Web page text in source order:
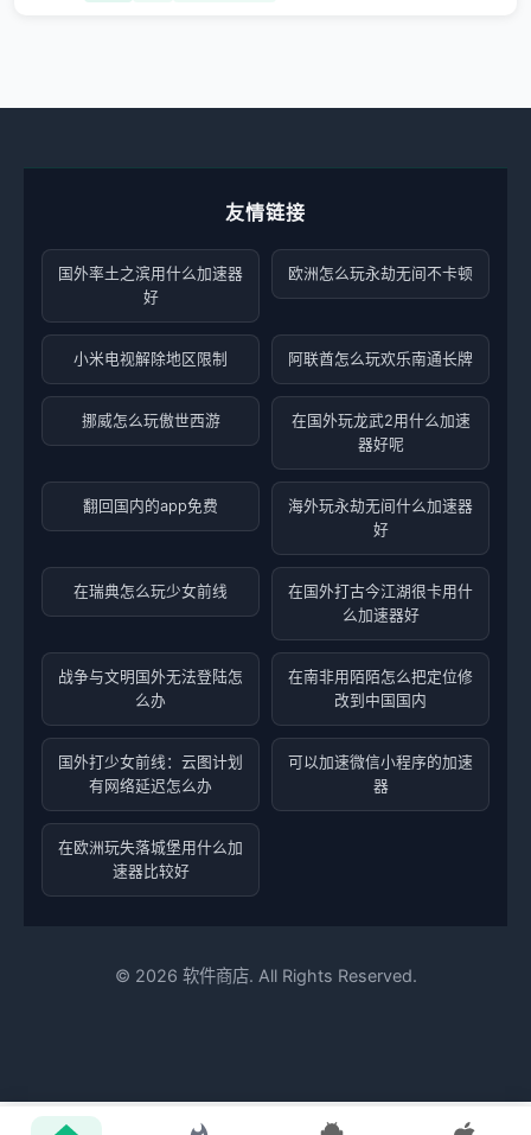
造，帮助海外华人免除地域限制，随时高速稳定低延迟
友情链接
国外率土之滨用什么加速器
好
欧洲怎么玩永劫无间不卡顿
小米电视解除地区限制 阿联酋怎么玩欢乐南通长牌
挪威怎么玩傲世西游
在国外玩龙武2用什么加速
器好呢
翻回国内的app免费
海外玩永劫无间什么加速器
好
在瑞典怎么玩少女前线
在国外打古今江湖很卡用什
么加速器好
战争与文明国外无法登陆怎
么办
在南非用陌陌怎么把定位修
改到中国国内
国外打少女前线：云图计划
有网络延迟怎么办
可以加速微信小程序的加速
器
在欧洲玩失落城堡用什么加
速器比较好
© 2026 软件商店. All Rights Reserved.